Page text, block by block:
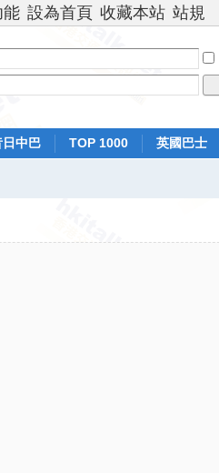
能 設為首頁 收藏本站 站規
日中巴 TOP 1000
英國巴士